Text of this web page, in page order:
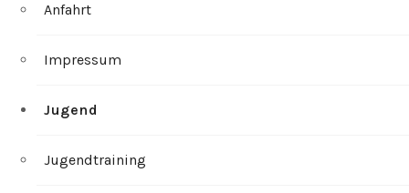
Anfahrt
Impressum
Jugend
Jugendtraining